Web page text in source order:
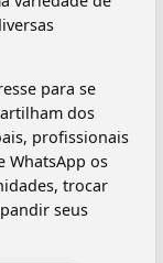
para se
dos
profissionais
WhatsApp os
trocar
seus